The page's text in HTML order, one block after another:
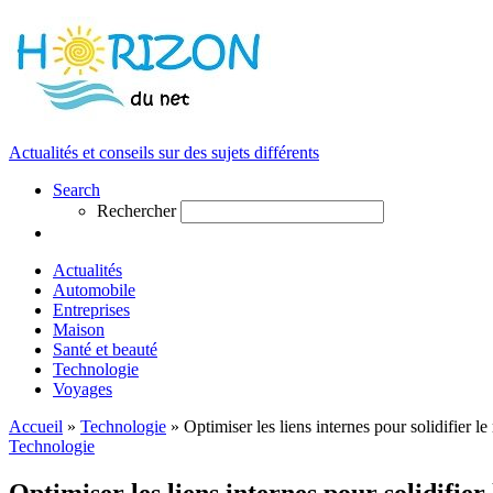
Actualités et conseils sur des sujets différents
Search
Rechercher
Actualités
Automobile
Entreprises
Maison
Santé et beauté
Technologie
Voyages
Accueil » Technologie » Optimiser les liens internes pour solidifier le
Technologie